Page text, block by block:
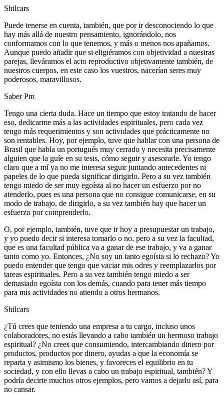
Shilcars
Puede tenerse en cuenta, también, que por ir desconociendo lo que
hay más allá de nuestro pensamiento, ignorándolo, nos
conformamos con lo que tenemos, y más o menos nos apañamos.
Aunque puedo añadir que si eligiéramos con objetividad a nuestras
parejas, lleváramos el acto reproductivo objetivamente también, de
nuestros cuerpos, en este caso los vuestros, nacerían seres muy
poderosos, maravillosos.
Saber Pm
Tengo una cierta duda. Hace un tiempo que estoy tratando de hacer
eso, dedicarme más a las actividades espirituales, pero cada vez
tengo más requerimientos y son actividades que prácticamente no
son rentables. Hoy, por ejemplo, tuve que hablar con una persona de
Brasil que habla un portugués muy cerrado y necesita precisamente
alguien que la guíe en su tesis, cómo seguir y asesorarle. Yo tengo
claro que a mí ya no me interesa seguir juntando antecedentes ni
papeles de lo que pueda significar dirigirlo. Pero a su vez también
tengo miedo de ser muy egoísta al no hacer un esfuerzo por no
atenderlo, pues es una persona que no consigue comunicarse, en su
modo de trabajo, de dirigirlo, a su vez también hay que hacer un
esfuerzo por comprenderlo.
O, por ejemplo, también, tuve que ir hoy a presupuestar un trabajo,
y yo puedo decir si interesa tomarlo o no, pero a su vez la facultad,
que es una facultad pública va a ganar de ese trabajo, y va a ganar
tanto como yo. Entonces, ¿No soy un tanto egoísta si lo rechazo? Yo
puedo entender que tengo que vaciar mis odres y reemplazarlos por
tareas espirituales. Pero a su vez también tengo miedo a ser
demasiado egoísta con los demás, cuando para tener más tiempo
para mis actividades no atiendo a otros hermanos.
Shilcars
¿Tú crees que teniendo una empresa a tu cargo, incluso unos
colaboradores, no estás llevando a cabo también un hermoso trabajo
espiritual? ¿No crees que consumiendo, intercambiando dinero por
productos, productos por dinero, ayudas a que la economía se
reparta y asimismo los bienes, y favoreces el equilibrio en tu
sociedad, y con ello llevas a cabo un trabajo espiritual, también? Y
podría decirte muchos otros ejemplos, pero vamos a dejarlo así, para
no cansar.